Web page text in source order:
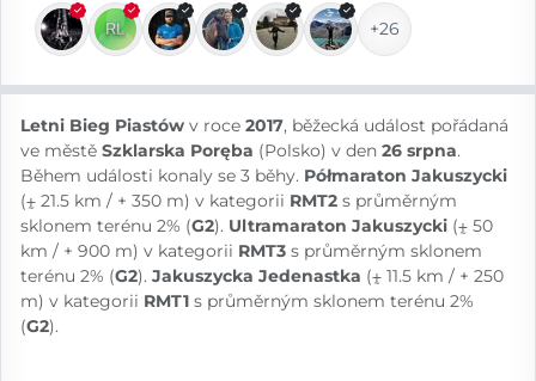
+26
Letni Bieg Piastów v roce 2017, běžecká událost pořádaná
ve městě Szklarska Poręba (Polsko) v den 26 srpna.
Během události konaly se 3 běhy. Półmaraton Jakuszycki
(⨦ 21.5 km / + 350 m) v kategorii RMT2 s průměrným
sklonem terénu 2% (G2). Ultramaraton Jakuszycki (⨦ 50
km / + 900 m) v kategorii RMT3 s průměrným sklonem
terénu 2% (G2). Jakuszycka Jedenastka (⨦ 11.5 km / + 250
m) v kategorii RMT1 s průměrným sklonem terénu 2%
(G2).